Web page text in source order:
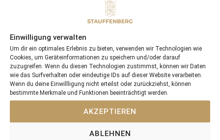
Einwilligung verwalten
Um dir ein optimales Erlebnis zu bieten, verwenden wir Technologien wie
Cookies, um Geräteinformationen zu speichern und/oder darauf
zuzugreifen. Wenn du diesen Technologien zustimmst, können wir Daten
wie das Surfverhalten oder eindeutige IDs auf dieser Website verarbeiten.
Wenn du deine Einwillligung nicht erteilst oder zurückziehst, können
bestimmte Merkmale und Funktionen beeinträchtigt werden.
AKZEPTIEREN
ABLEHNEN
Gr1 winner